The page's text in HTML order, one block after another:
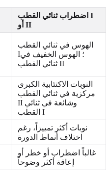
اضطراب ثنائي القطب I
أو II
الهوس في ثنائي القطب
I؛ الهوس الخفيف في
ثنائي القطب II
النوبات الاكتئابية الكبرى
مركزية في ثنائي القطب
II وشائعة في ثنائي
القطب I
نوبات أكثر تمييزاً، رغم
اختلاف أنماط الدورة
غالباً اضطراب أو خطر أو
إعاقة أكثر وضوحاً